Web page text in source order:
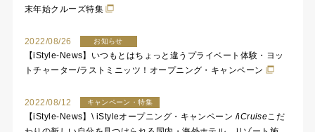
末年始クルーズ特集
2022/08/26 お知らせ
【iStyle-News】いつもとはちょっと違うプライベート体験・ヨッ
トチャーター/ラストミニッツ！オープニング・キャンペーン
2022/08/12 キャンペーン・特集
【iStyle-News】\ iStyleオープニング・キャンペーン /iCruiseこだ